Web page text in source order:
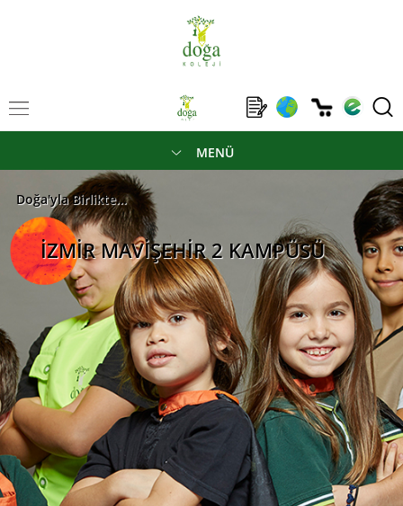
MENÜ
Doğa'yla Birlikte...
İZMİR MAVİŞEHİR 2 KAMPÜSÜ